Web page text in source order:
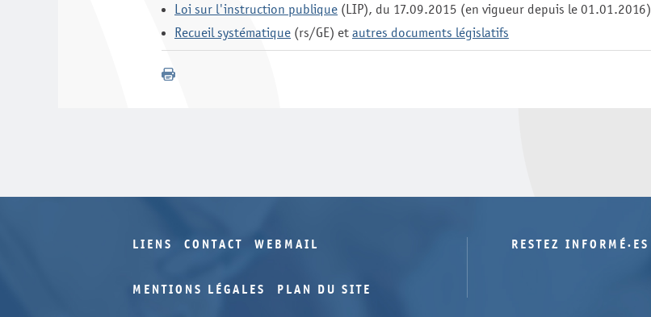
Loi sur l'instruction publique (LIP), du 17.09.2015 (en vigueur depuis le 01.01.2016)
Recueil systématique (rs/GE) et autres documents législatifs
LIENS CONTACT WEBMAIL
MENTIONS LÉGALES PLAN DU SITE
RESTEZ INFORMÉ·ES